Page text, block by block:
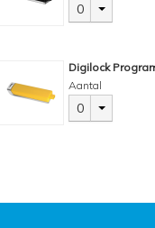
0
Digilock
Aantal
0